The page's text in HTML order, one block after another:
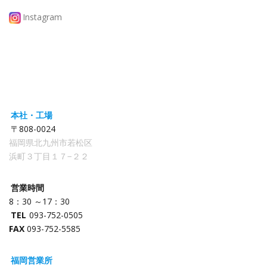
Instagram
本社・工場
〒808-0024
福岡県北九州市若松区
浜町３丁目１７−２２
営業時間
8：30 ～17：30
TEL 093-752-0505
FAX 093-752-5585
福岡営業所